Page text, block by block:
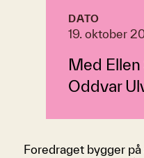
DATO
19. oktober
Med
Oddvar
Foredraget bygger